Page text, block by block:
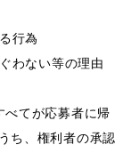
行為
わない等の理由
べてが応募者に帰
ち、権利者の承認